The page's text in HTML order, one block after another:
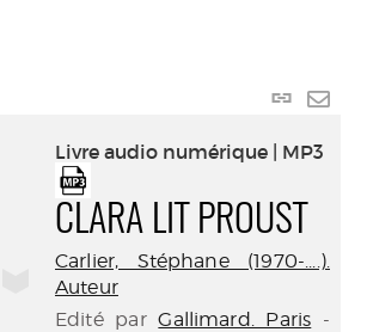
Lien
par
Livre audio numérique | MP3
CLARA LIT PROUST
Carlier, Stéphane (1970-....).
Auteur
Edité parGallimard. Paris -